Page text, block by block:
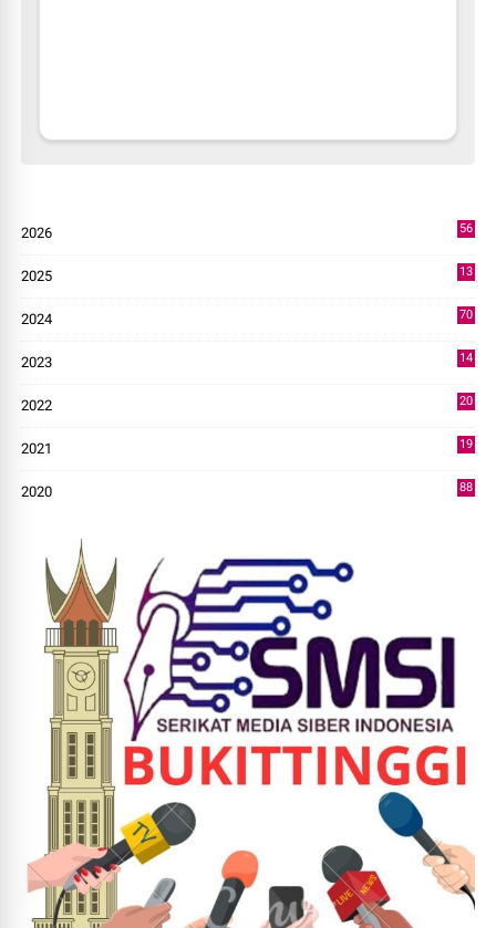
2026
56
2025
13
2024
70
2023
14
2022
20
2021
19
2020
88